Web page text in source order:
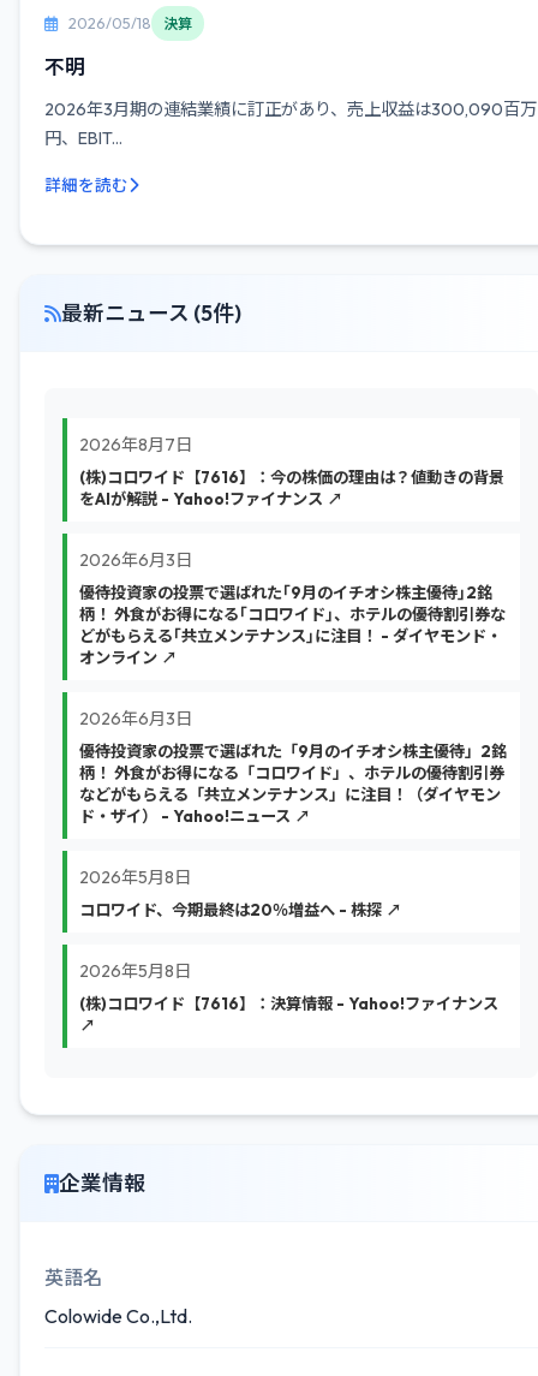
2026/05/18 決算
不明
2026年3月期の連結業績に訂正があり、売上収益は300,090百万
円、EBIT...
詳細を読む
最新ニュース (5件)
2026年8月7日
(株)コロワイド【7616】：今の株価の理由は？値動きの背景
をAIが解説 - Yahoo!ファイナンス ↗
2026年6月3日
優待投資家の投票で選ばれた｢9月のイチオシ株主優待｣2銘
柄！ 外食がお得になる｢コロワイド｣、ホテルの優待割引券な
どがもらえる｢共立メンテナンス｣に注目！ - ダイヤモンド・
オンライン ↗
2026年6月3日
優待投資家の投票で選ばれた「9月のイチオシ株主優待」2銘
柄！ 外食がお得になる「コロワイド」、ホテルの優待割引券
などがもらえる「共立メンテナンス」に注目！（ダイヤモン
ド・ザイ） - Yahoo!ニュース ↗
2026年5月8日
コロワイド、今期最終は20％増益へ - 株探 ↗
2026年5月8日
(株)コロワイド【7616】：決算情報 - Yahoo!ファイナンス
↗
企業情報
英語名
Colowide Co.,Ltd.